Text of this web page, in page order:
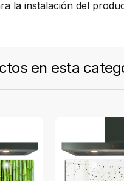
la instalación del
en esta